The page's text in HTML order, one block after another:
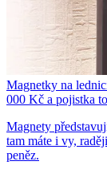
Magnetky na
000 Kč a pojistka
Magnety
tam máte i vy,
peněz.